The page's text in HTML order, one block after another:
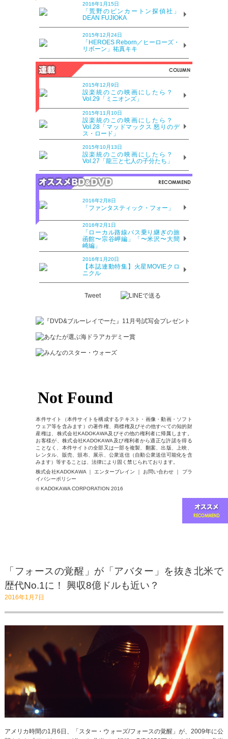
2016年1月15日
「荒野のピンカートン探偵社」
DEAN FUJIOKA
2015年12月24日
「HEROES Reborn／ヒーローズ・
リボーン」祐真キキ
2015年12月9日
設楽統のこの映画にしたら？
Vol.29「ミニオンズ」
2015年11月10日
設楽統のこの映画にしたら？
Vol.28「マッドマックス 怒りのデ
ス・ロード」
2015年10月13日
設楽統のこの映画にしたら？
Vol.27「龍三と七人の子分たち」
2016年2月8日
「ファンタスティック・フォー」
2016年2月1日
「ローカル路線バス乗り継ぎの旅
函館〜宗谷岬編」「〜米沢〜大間
崎編」
2016年1月20日
【本誌連動特集】火星MOVIEクロ
ニクル
Tweet
本件サイト（本件サイトを構成するテキスト・画像・動画・ソフト
ウェア等を含みます）の著作権、商標権及びその他すべての知的財
産権は、株式会社KADOKAWA及びその他の権利者に帰属します。
お客様が、株式会社KADOKAWA及び権利者から適正な許諾を得る
ことなく、本件サイトの全部又は一部を複製、翻案、出版、上映、
レンタル、販売、頒布、展示、公衆送信（自動公衆送信可能化を含
みます）等することは、法律により固く禁じられております。
株式会社KADOKAWA ｜ エンターブレイン ｜ お問い合わせ ｜ プラ
イバシーポリシー
© KADOKAWA CORPORATION 2016
「フォースの覚醒」が「アバター」を抜き北米で
歴代No.1に！ 興収8億ドルも近い？
2016年1月7日
アメリカ時間の1月6日、「スター・ウォーズ/フォースの覚醒」が、2009年に公